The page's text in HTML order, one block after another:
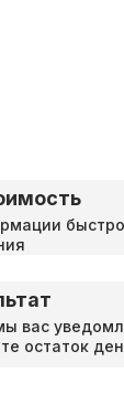
вас
остаток